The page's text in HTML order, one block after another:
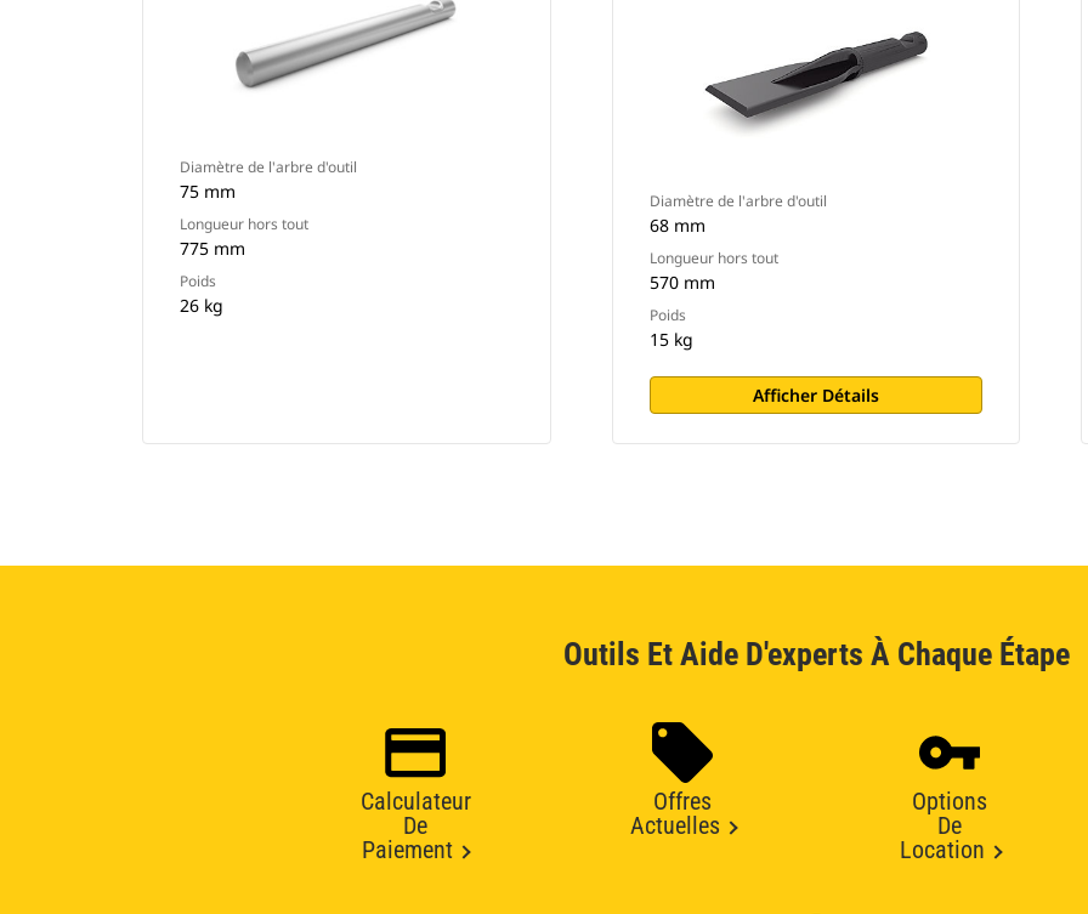
Diamètre de l'arbre d'outil
75 mm
Longueur hors tout
775 mm
Poids
26 kg
Diamètre de l'arbre d'outil
68 mm
Longueur hors tout
570 mm
Poids
15 kg
Afficher Détails
Outils Et Aide D'experts À Chaque Étape
Calculateur
De
Paiement
Offres
Actuelles
Options
De
Location